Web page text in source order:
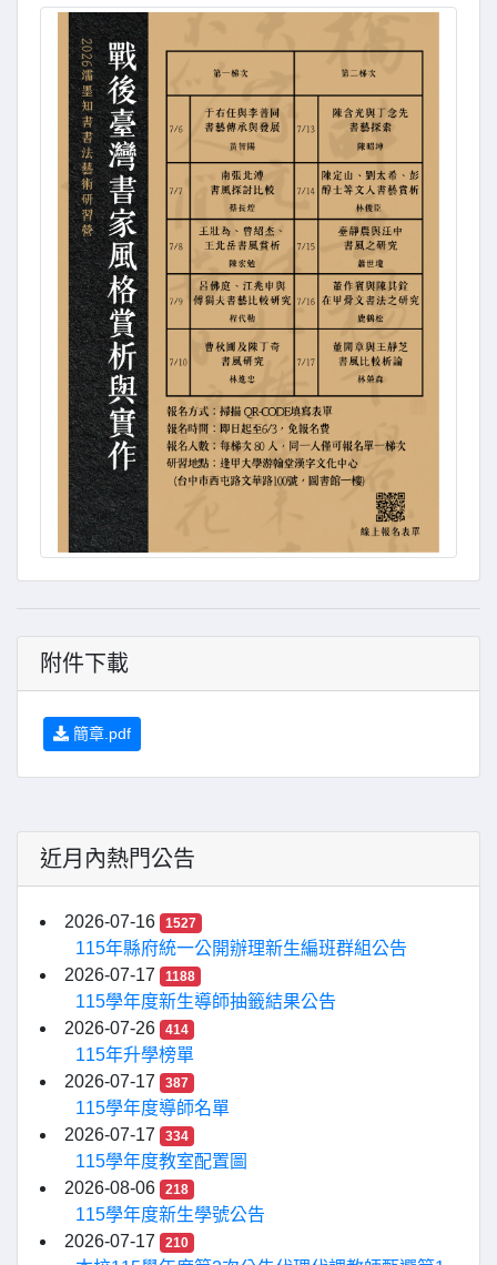
附件下載
簡章.pdf
近月內熱門公告
2026-07-16 1527
115年縣府統一公開辦理新生編班群組公告
2026-07-17
1188
115學年度新生導師抽籤結果公告
2026-07-26
414
115年升學榜單
2026-07-17
387
115學年度導師名單
2026-07-17
334
115學年度教室配置圖
2026-08-06
218
115學年度新生學號公告
2026-07-17
210